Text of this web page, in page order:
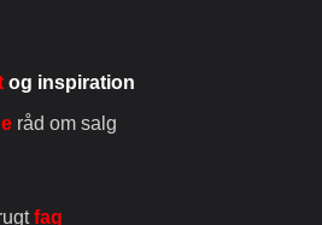
og inspiration
råd om salg
fag